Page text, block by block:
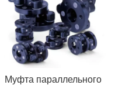
Муфта параллельного